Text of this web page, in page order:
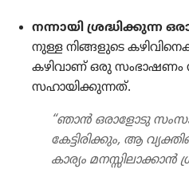
നന്നായി ശ്രദ്ധി​ക്കുന്ന
നുള്ള നിങ്ങളു​ടെ
കഴിവാണ്‌ ഒരു സംഭാ​ഷണം
സഹായി​ക്കു​ന്നത്‌.
“ഞാൻ ഒരാ​ളോ​ടു
കേട്ടി​രി​ക്കും, ആ
കാര്യം മനസ്സി​ലാ​ക്കാൻ